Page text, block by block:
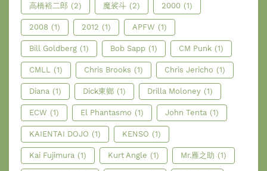
高橋裕二郎 (2) 魔裟斗 (2) 2000 (1)
2008 (1) 2012 (1) APFW (1)
Bill Goldberg (1) Bob Sapp (1) CM Punk (1)
CMLL (1) Chris Brooks (1) Chris Jericho (1)
Diana (1) Dick東鄉 (1) Drilla Moloney (1)
ECW (1) El Phantasmo (1) John Tenta (1)
KAIENTAI DOJO (1) KENSO (1)
Kai Fujimura (1) Kurt Angle (1) Mr.雁之助 (1)